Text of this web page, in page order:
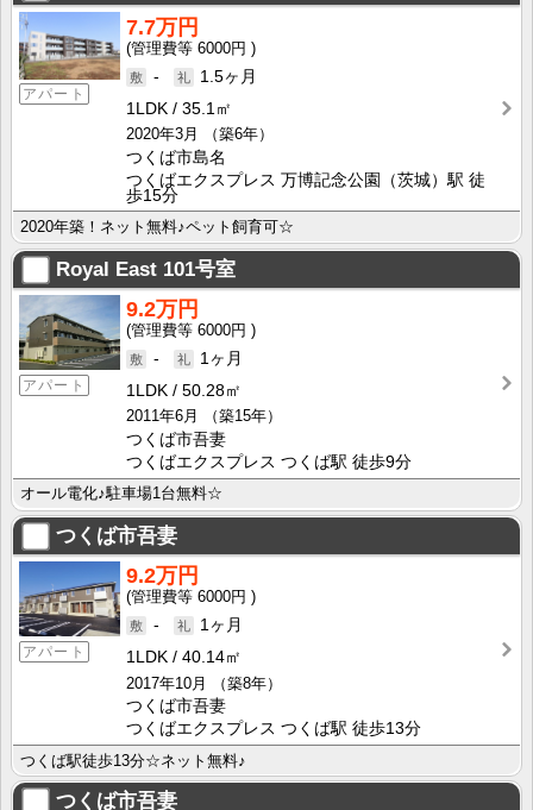
アパート
7.7万円
6000円
-
1.5ヶ月
1LDK
35.1㎡
2020年3月
（築6年）
つくば市島名
つくばエクスプレス 万博記念公園（茨城）駅 徒
歩15分
2020年築！ネット無料♪ペット飼育可☆
Royal East 101号室
アパート
9.2万円
6000円
-
1ヶ月
1LDK
50.28㎡
2011年6月
（築15年）
つくば市吾妻
つくばエクスプレス つくば駅 徒歩9分
オール電化♪駐車場1台無料☆
つくば市吾妻
アパート
9.2万円
6000円
-
1ヶ月
1LDK
40.14㎡
2017年10月
（築8年）
つくば市吾妻
つくばエクスプレス つくば駅 徒歩13分
つくば駅徒歩13分☆ネット無料♪
つくば市吾妻